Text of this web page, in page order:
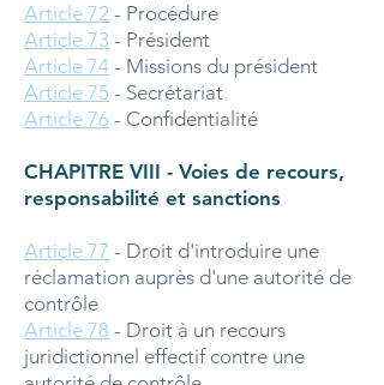
Article 72 - Procédure
Article 73 - Président
Article 74 - Missions du président
Article 75 - Secrétariat
Article 76 - Confidentialité
CHAPITRE VIII - Voies de recours,
responsabilité et sanctions
Article 77 - Droit d'introduire une
réclamation auprès d'une autorité de
contrôle
Article 78 - Droit à un recours
juridictionnel effectif contre une